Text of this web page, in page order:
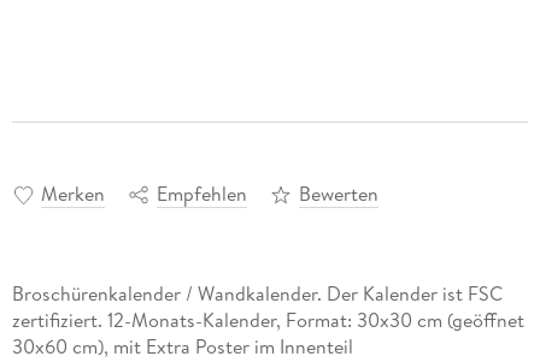
Merken Empfehlen Bewerten
Broschürenkalender / Wandkalender. Der Kalender ist FSC
zertifiziert. 12-Monats-Kalender, Format: 30x30 cm (geöffnet
30x60 cm), mit Extra Poster im Innenteil